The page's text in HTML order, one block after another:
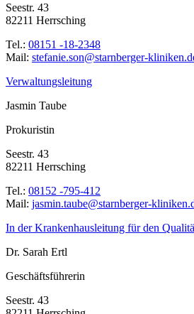
Seestr. 43
82211 Herrsching
Tel.: 08151 -18-2348
Mail: ed.nekinilk-
Verwaltungsleitung
Jasmin Taube
Prokuristin
Seestr. 43
82211 Herrsching
Tel.: 08152 -795-412
Mail: ed.nekinilk-
In der Krankenhausleitung für den
Dr. Sarah Ertl
Geschäftsführerin
Seestr. 43